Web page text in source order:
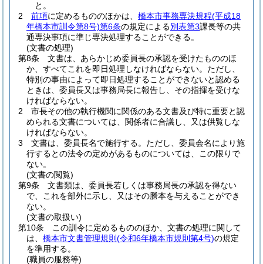
と。
2
前項に定めるもののほかは、 橋本市事務専決規程(平成18
年橋本市訓令第8号)第6条の規定による別表第3課長等の共
通専決事項に準じ専決処理することができる。
(文書の処理)
第8条
文書は、あらかじめ委員長の承認を受けたもののほ
か、すべてこれを即日処理しなければならない。 ただし、
特別の事由によって即日処理することができないと認める
ときは、委員長又は事務局長に報告し、その指揮を受けな
ければならない。
2
市長その他の執行機関に関係のある文書及び特に重要と認
められる文書については、関係者に合議し、又は供覧しな
ければならない。
3
文書は、委員長名で施行する。 ただし、委員会名により施
行するとの法令の定めがあるものについては、この限りで
ない。
(文書の閲覧)
第9条
文書類は、委員長若しくは事務局長の承認を得ない
で、これを部外に示し、又はその謄本を与えることができ
ない。
(文書の取扱い)
第10条
この訓令に定めるもののほか、文書の処理に関して
は、 橋本市文書管理規則 (令和6年橋本市規則第4号)の規定
を準用する。
(職員の服務等)